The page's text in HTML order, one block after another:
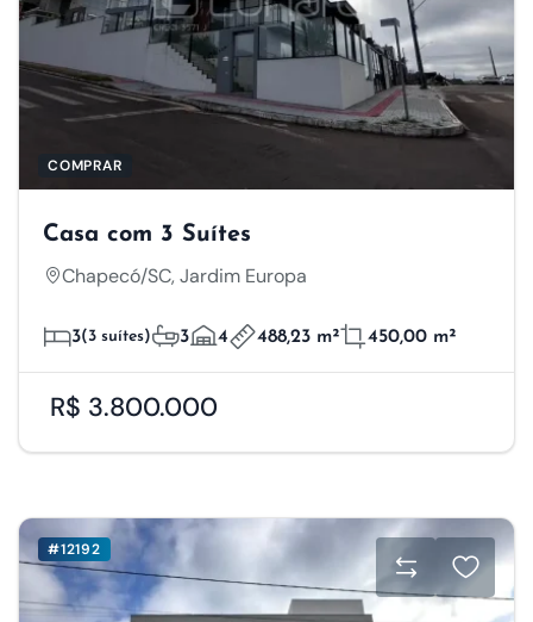
COMPRAR
Casa com 3 Suítes
Chapecó/SC, Jardim Europa
3(3 suítes) 3 4 488,23 m² 450,00 m²
R$ 3.800.000
#12192